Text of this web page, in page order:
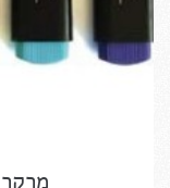
מרקר MUNIX אריזה של 6